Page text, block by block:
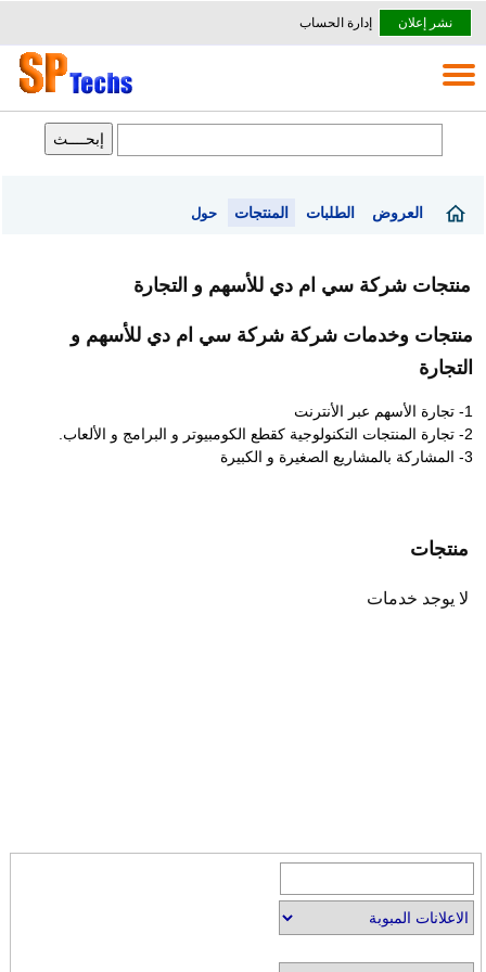
نشر إعلان إدارة الحساب
العروض الطلبات المنتجات حول
منتجات شركة سي ام دي للأسهم و التجارة
منتجات وخدمات شركة شركة سي ام دي للأسهم و
التجارة
1- تجارة الأسهم عبر الأنترنت
2- تجارة المنتجات التكنولوجية كقطع الكومبيوتر و البرامج و الألعاب.
3- المشاركة بالمشاريع الصغيرة و الكبيرة
منتجات
لا يوجد خدمات